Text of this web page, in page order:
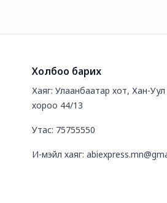
Холбоо барих
Хаяг: Улаанбаатар хот, Хан-Уул
хороо 44/13
Утас: 75755550
И-мэйл хаяг: